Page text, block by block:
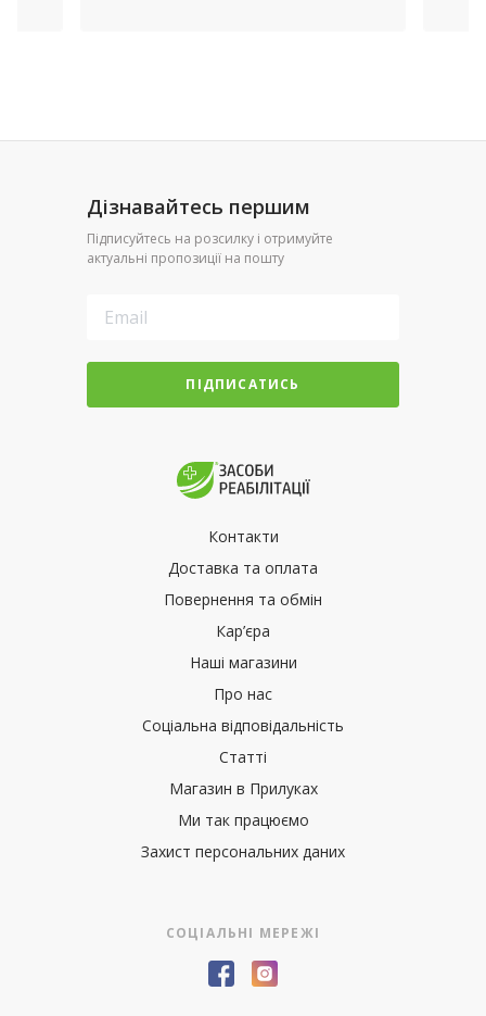
Дізнавайтесь першим
Підписуйтесь на розсилку і отримуйте
актуальні пропозиції на пошту
ПІДПИСАТИСЬ
Контакти
Доставка та оплата
Повернення та обмін
Кар’єра
Наші магазини
Про нас
Соціальна відповідальність
Статті
Магазин в Прилуках
Ми так працюємо
Захист персональних даних
СОЦІАЛЬНІ МЕРЕЖІ